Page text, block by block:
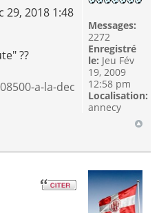
29, 2018 1:48
??
a-la-dec
Messages:
2272
Enregistré
le: Jeu Fév
19, 2009
12:58 pm
Localisation:
annecy